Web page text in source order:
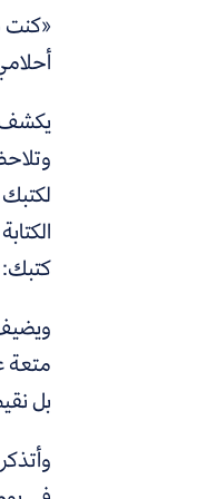
«كنت
يكشف
كتبك:
متعة
بل